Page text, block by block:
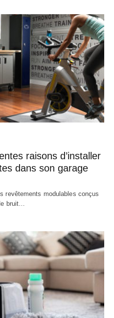
raisons d’installer
dans son garage
revêtements modulables conçus
bruit…